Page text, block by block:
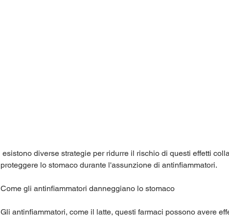
proteggere lo stomaco durante l'assunzione di antinfiammatori.
Come gli antinfiammatori danneggiano lo stomaco
Gli antinfiammatori, come il latte, questi farmaci possono avere